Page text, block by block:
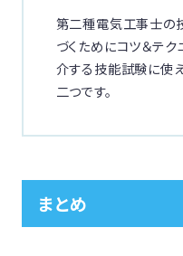
第二種電気工事士の
づくためにコツ＆テク
介する技能試験に使
二つです。
まとめ